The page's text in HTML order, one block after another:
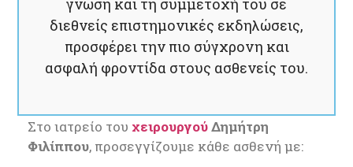
γνώση και τη συμμετοχή του σε
διεθνείς επιστημονικές εκδηλώσεις,
προσφέρει την πιο σύγχρονη και
ασφαλή φροντίδα στους ασθενείς του.
Στο ιατρείο του χειρουργούΔημήτρη
Φιλίππου, προσεγγίζουμε κάθε ασθενή με: